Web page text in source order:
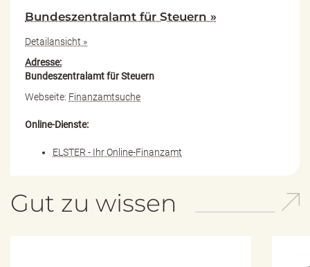
Bundeszentralamt für Steuern »
Detailansicht »
Adresse:
Bundeszentralamt für Steuern
Webseite: Finanzamtsuche
Online-Dienste:
ELSTER - Ihr Online-Finanzamt
Gut zu wissen